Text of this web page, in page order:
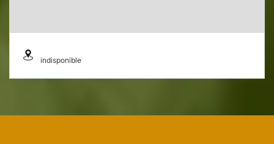
indisponible